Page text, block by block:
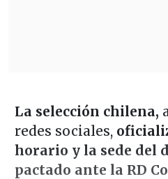
La selección chilena,
redes sociales,
horario y la sede del
pactado ante la RD